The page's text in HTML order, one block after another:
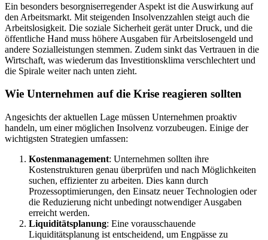
Ein besonders besorgniserregender Aspekt ist die Auswirkung auf
den Arbeitsmarkt. Mit steigenden Insolvenzzahlen steigt auch die
Arbeitslosigkeit. Die soziale Sicherheit gerät unter Druck, und die
öffentliche Hand muss höhere Ausgaben für Arbeitslosengeld und
andere Sozialleistungen stemmen. Zudem sinkt das Vertrauen in die
Wirtschaft, was wiederum das Investitionsklima verschlechtert und
die Spirale weiter nach unten zieht.
Wie Unternehmen auf die Krise reagieren sollten
Angesichts der aktuellen Lage müssen Unternehmen proaktiv
handeln, um einer möglichen Insolvenz vorzubeugen. Einige der
wichtigsten Strategien umfassen:
Kostenmanagement: Unternehmen sollten ihre
Kostenstrukturen genau überprüfen und nach Möglichkeiten
suchen, effizienter zu arbeiten. Dies kann durch
Prozessoptimierungen, den Einsatz neuer Technologien oder
die Reduzierung nicht unbedingt notwendiger Ausgaben
erreicht werden.
Liquiditätsplanung: Eine vorausschauende
Liquiditätsplanung ist entscheidend, um Engpässe zu